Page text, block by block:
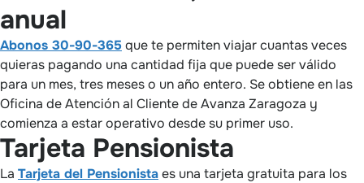
anual
Abonos 30-90-365que te permiten viajar cuantas veces
quieras pagando una cantidad fija que puede ser válido
para un mes, tres meses o un año entero. Se obtiene en las
Oficina de Atención al Cliente de Avanza Zaragoza y
comienza a estar operativo desde su primer uso.
Tarjeta Pensionista
La Tarjeta del Pensionistaes una tarjeta gratuita para los